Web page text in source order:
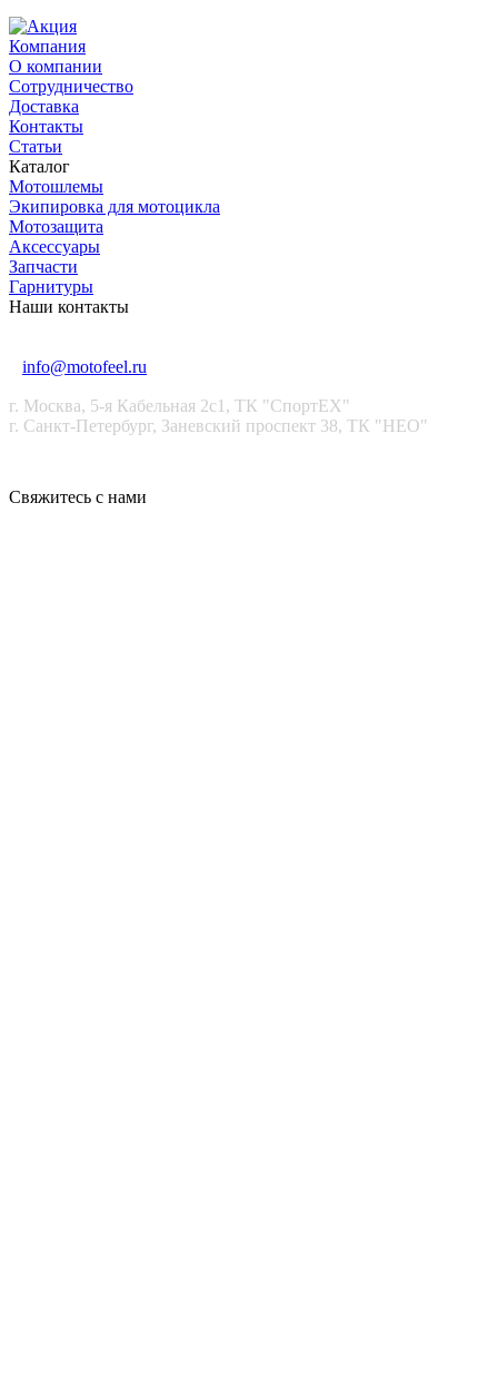
Компания
О компании
Сотрудничество
Доставка
Контакты
Статьи
Каталог
Мотошлемы
Экипировка для мотоцикла
Мотозащита
Аксессуары
Запчасти
Гарнитуры
Наши контакты
info@motofeel.ru
г. Москва, 5-я Кабельная 2с1, ТК "СпортЕХ"
г. Санкт-Петербург, Заневский проспект 38, ТК "НЕО"
Свяжитесь с нами